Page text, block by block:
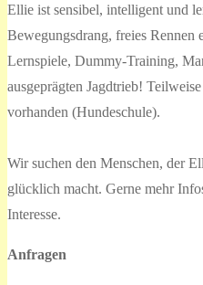
Ellie ist sensibel, intelligent und
Bewegungsdrang, freies Rennen
Lernspiele, Dummy-Training,
ausgeprägten Jagdtrieb!
vorhanden (Hundeschule).
Wir suchen den Menschen, der
glücklich macht. Gerne mehr
Interesse.
Anfragen